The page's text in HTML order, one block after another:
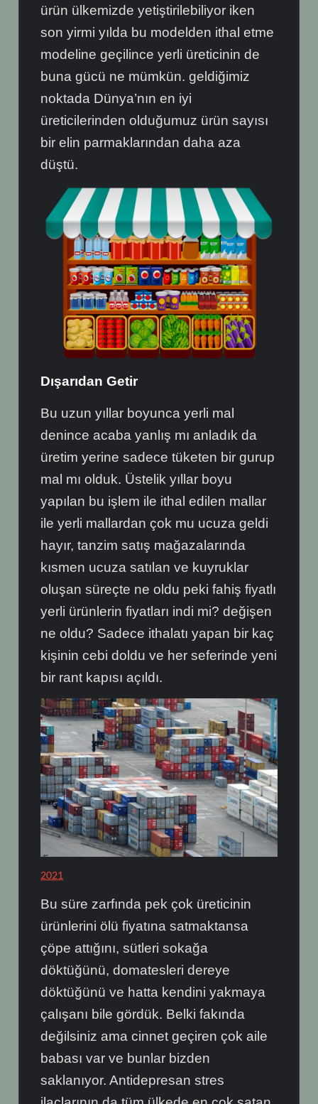
ürün ülkemizde yetiştirilebiliyor iken
son yirmi yılda bu modelden ithal etme
modeline geçilince yerli üreticinin de
buna gücü ne mümkün. geldiğimiz
noktada Dünya’nın en iyi
üreticilerinden olduğumuz ürün sayısı
bir elin parmaklarından daha aza
düştü.
Dışarıdan Getir
Bu uzun yıllar boyunca yerli mal
denince acaba yanlış mı anladık da
üretim yerine sadece tüketen bir gurup
mal mı olduk. Üstelik yıllar boyu
yapılan bu işlem ile ithal edilen mallar
ile yerli mallardan çok mu ucuza geldi
hayır, tanzim satış mağazalarında
kısmen ucuza satılan ve kuyruklar
oluşan süreçte ne oldu peki fahiş fiyatlı
yerli ürünlerin fiyatları indi mi? değişen
ne oldu? Sadece ithalatı yapan bir kaç
kişinin cebi doldu ve her seferinde yeni
bir rant kapısı açıldı.
2021
Bu süre zarfında pek çok üreticinin
ürünlerini ölü fiyatına satmaktansa
çöpe attığını, sütleri sokağa
döktüğünü, domatesleri dereye
döktüğünü ve hatta kendini yakmaya
çalışanı bile gördük. Belki fakında
değilsiniz ama cinnet geçiren çok aile
babası var ve bunlar bizden
saklanıyor. Antidepresan stres